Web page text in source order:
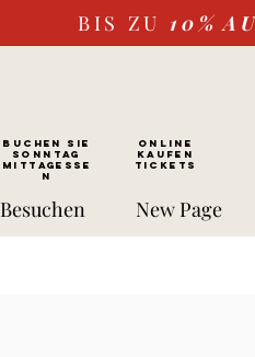
BIS ZU 10%
BUCHEN SIE
SONNTAG
Mittagesse
n
ONLINE
kaufen
Tickets
Besuchen New Page